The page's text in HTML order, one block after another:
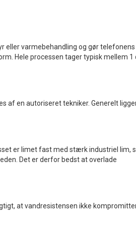
eller varmebehandling og gør telefonens
Hele processen tager typisk mellem 1
af en autoriseret tekniker. Generelt
er limet fast med stærk industriel lim,
Det er derfor bedst at overlade
at vandresistensen ikke